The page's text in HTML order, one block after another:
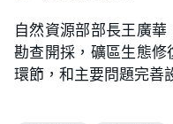
自然資源部部長王廣
勘查開採，礦區生態
環節，和主要問題完善